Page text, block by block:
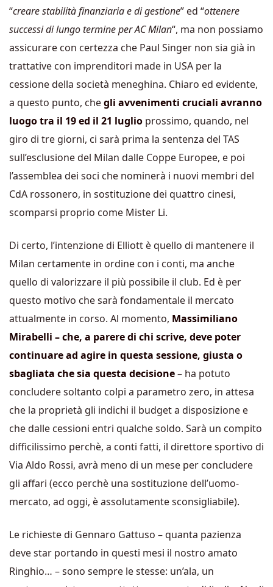
“creare stabilità finanziaria e di gestione” ed “ottenere
successi di lungo termine per AC Milan“, ma non possiamo
assicurare con certezza che Paul Singer non sia già in
trattative con imprenditori made in USA per la
cessione della società meneghina. Chiaro ed evidente,
a questo punto, chegli avvenimenti cruciali avranno
luogo tra il 19 ed il 21 luglio prossimo, quando, nel
giro di tre giorni, ci sarà prima la sentenza del TAS
sull’esclusione del Milan dalle Coppe Europee, e poi
l’assemblea dei soci che nominerà i nuovi membri del
CdA rossonero, in sostituzione dei quattro cinesi,
scomparsi proprio come Mister Li.
Di certo, l’intenzione di Elliott è quello di mantenere il
Milan certamente in ordine con i conti, ma anche
quello di valorizzare il più possibile il club. Ed è per
questo motivo che sarà fondamentale il mercato
attualmente in corso. Al momento, Massimiliano
Mirabelli – che, a parere di chi scrive, deve poter
continuare ad agire in questa sessione, giusta o
sbagliata che sia questa decisione– ha potuto
concludere soltanto colpi a parametro zero, in attesa
che la proprietà gli indichi il budget a disposizione e
che dalle cessioni entri qualche soldo. Sarà un compito
difficilissimo perchè, a conti fatti, il direttore sportivo di
Via Aldo Rossi, avrà meno di un mese per concludere
gli affari (ecco perchè una sostituzione dell’uomo-
mercato, ad oggi, è assolutamente sconsigliabile).
Le richieste di Gennaro Gattuso – quanta pazienza
deve star portando in questi mesi il nostro amato
Ringhio… – sono sempre le stesse: un’ala, un